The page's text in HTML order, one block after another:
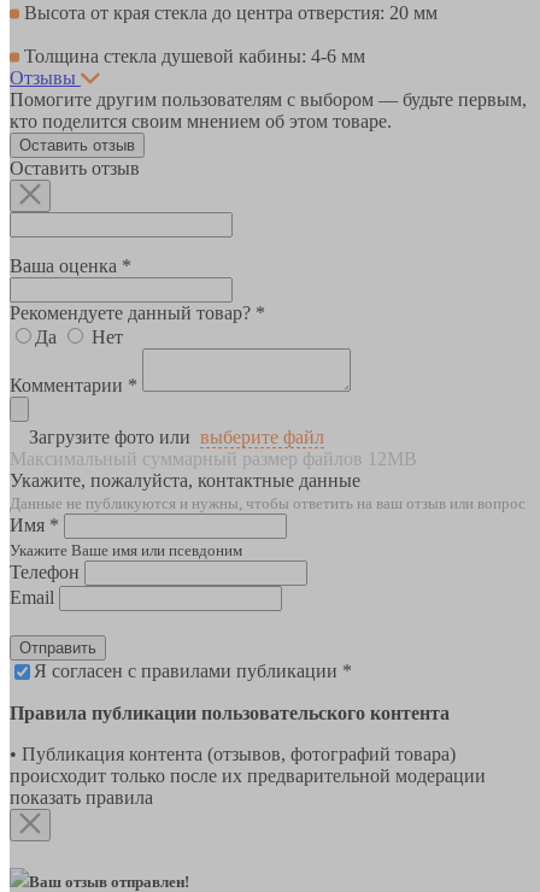
Высота от края стекла до центра отверстия: 20 мм
Толщина стекла душевой кабины: 4-6 мм
Отзывы
Помогите другим пользователям с выбором — будьте первым,
кто поделится своим мнением об этом товаре.
Оставить отзыв
Оставить отзыв
Ваша оценка *
Рекомендуете данный товар? *
Да
Нет
Комментарии *
Загрузите фото или выберите файл
Максимальный суммарный размер файлов 12MB
Укажите, пожалуйста, контактные данные
Данные не публикуются и нужны, чтобы ответить на ваш отзыв или вопрос
Имя *
Укажите Ваше имя или псевдоним
Телефон
Email
Отправить
Я согласен с правилами публикации *
Правила публикации пользовательского контента
• Публикация контента (отзывов, фотографий товара)
происходит только после их предварительной модерации
показать правила
Ваш отзыв отправлен!